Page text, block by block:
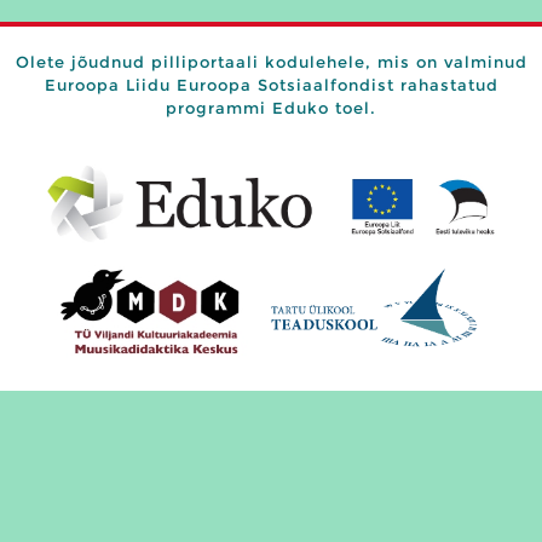
Olete jõudnud pilliportaali kodulehele, mis on valminud
Euroopa Liidu Euroopa Sotsiaalfondist rahastatud
programmi Eduko toel.